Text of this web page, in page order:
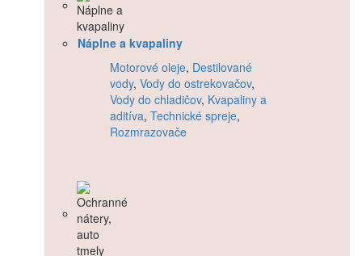
Náplne a kvapaliny
Motorové oleje, Destilované
vody, Vody do ostrekovačov,
Vody do chladičov, Kvapaliny a
aditíva, Technické spreje,
Rozmrazovače